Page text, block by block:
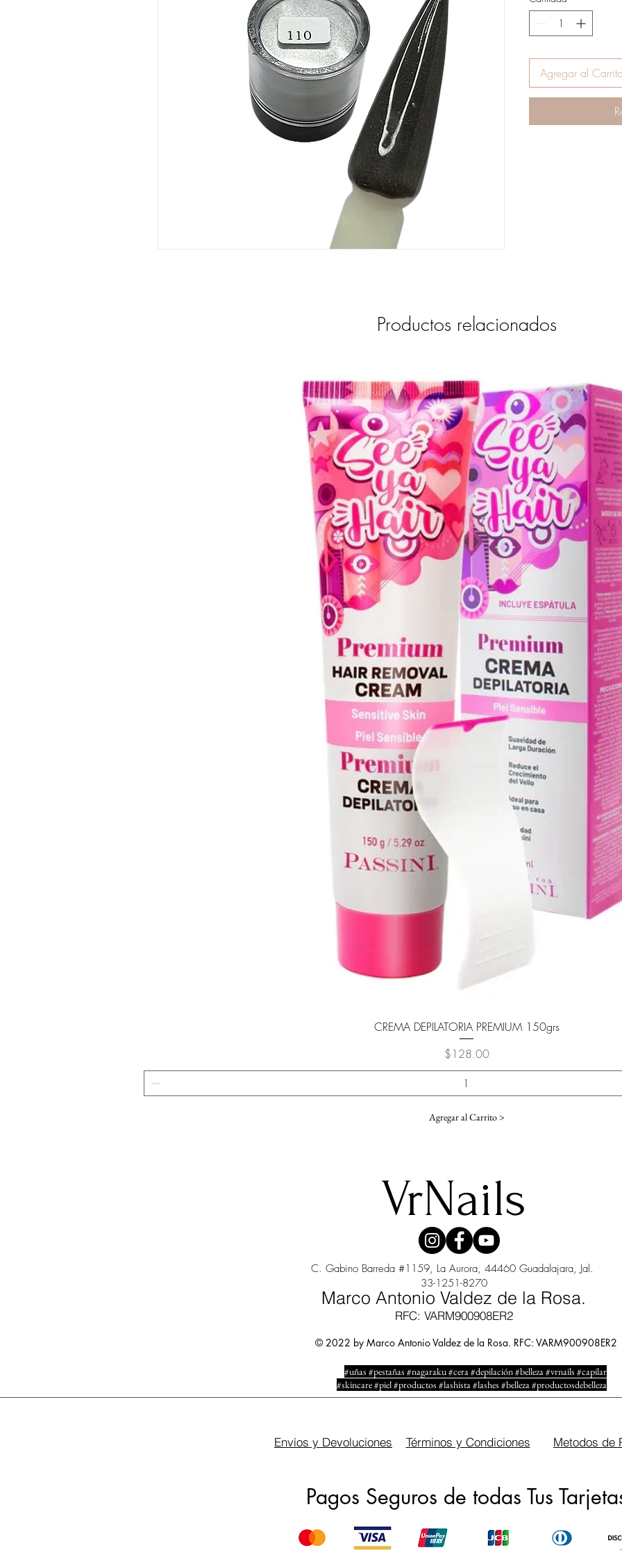
Agregar al
Productos relacionados
Vista rápida
CREMA DEPILATORIA PREMIUM 150grs
Precio
$128.00
Agregar al Carrito >
VrNails
C. Gabino Barreda #1159, La Aurora, 44460 Guadalajara, Jal.
33-1251-8270
Marco Antonio Valdez de la Rosa.
RFC: VARM900908ER2
© 2022 by Marco Antonio Valdez de la Rosa. RFC: VARM900908ER2
#uñas #pestañas #nagaraku #cera #depilación #belleza #vrnails #capilar
#skincare #piel #productos #lashista #lashes #belleza #productosdebelleza
Envíos y Devoluciones Términos y Condiciones Metodos de
Pagos Seguros de todas Tus